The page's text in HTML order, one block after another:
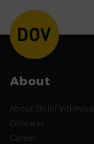
About
About Dolní Vitkovice
Contacts
Career